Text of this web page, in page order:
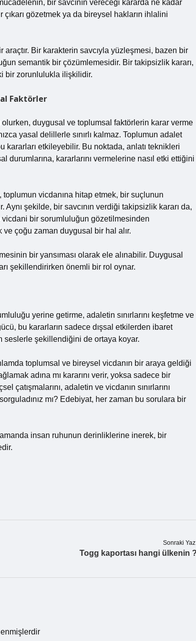
bir savcının vereceği kararda ne kadar
gözetmek ya da bireysel hakların ihlalini
araçtır. Bir karakterin savcıyla yüzleşmesi, bazen bir
semantik bir çözümlemesidir. Bir takipsizlik kararı,
bir zorunlulukla ilişkilidir.
Faktörler
olurken, duygusal ve toplumsal faktörlerin karar verme
yasal delillerle sınırlı kalmaz. Toplumun adalet
kararları etkileyebilir. Bu noktada, anlatı teknikleri
kararlarını vermelerine nasıl etki ettiğini
toplumun vicdanına hitap etmek, bir suçlunun
şekilde, bir savcının verdiği takipsizlik kararı da,
vicdani bir sorumluluğun gözetilmesinden
ve çoğu zaman duygusal bir hal alır.
bir yansıması olarak ele alınabilir. Duygusal
şekillendirirken önemli bir rol oynar.
yerine getirme, adaletin sınırlarını keşfetme ve
bu kararların sadece dışsal etkilerden ibaret
seslerle şekillendiğini de ortaya koyar.
toplumsal ve bireysel vicdanın bir araya geldiği
adına mı kararını verir, yoksa sadece bir
çatışmalarını, adaletin ve vicdanın sınırlarını
mı? Edebiyat, her zaman bu sorulara bir
insan ruhunun derinliklerine inerek, bir
Sonraki
Togg kaportası hangi ülkenin